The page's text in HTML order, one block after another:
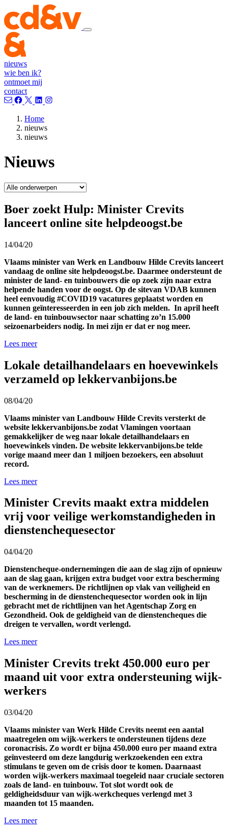
nieuws
wie ben ik?
ontmoet mij
contact
Home
nieuws
nieuws
Nieuws
Boer zoekt Hulp: Minister Crevits
lanceert online site helpdeoogst.be
14/04/20
Vlaams minister van Werk en Landbouw Hilde Crevits lanceert
vandaag de online site helpdeoogst.be. Daarmee ondersteunt de
minister de land- en tuinbouwers die op zoek zijn naar extra
helpende handen voor de oogst. Op de sitevan VDAB kunnen
heel eenvoudig #COVID19 vacatures geplaatst worden en
kunnen geïnteresseerden in een job zich melden. In april heeft
de land- en tuinbouwsector naar schatting zo’n 15.000
seizoenarbeiders nodig. In mei zijn er dat er nog meer.
Lees meer
Lokale detailhandelaars en hoevewinkels
verzameld op lekkervanbijons.be
08/04/20
Vlaams minister van Landbouw Hilde Crevits versterkt de
website lekkervanbijons.be zodat Vlamingen voortaan
gemakkelijker de weg naar lokale detailhandelaars en
hoevewinkels vinden. De website lekkervanbijons.be telde
vorige maand meer dan 1 miljoen bezoekers, een absoluut
record.
Lees meer
Minister Crevits maakt extra middelen
vrij voor veilige werkomstandigheden in
dienstenchequesector
04/04/20
Dienstencheque-ondernemingen die aan de slag zijn of opnieuw
aan de slag gaan, krijgen extra budget voor extra bescherming
van de werknemers. De richtlijnen op vlak van veiligheid en
bescherming in de dienstenchequesector worden ook in lijn
gebracht met de richtlijnen van het Agentschap Zorg en
Gezondheid. Ook de geldigheid van de dienstencheques die
dreigen te vervallen, wordt verlengd.
Lees meer
Minister Crevits trekt 450.000 euro per
maand uit voor extra ondersteuning wijk-
werkers
03/04/20
Vlaams minister van Werk Hilde Crevits neemt een aantal
maatregelen om wijk-werkers te ondersteunen tijdens deze
coronacrisis. Zo wordt er bijna 450.000 euro per maand extra
geïnvesteerd om deze langdurig werkzoekenden een extra
stimulans te geven om de crisis door te komen. Daarnaast
worden wijk-werkers maximaal toegeleid naar cruciale sectoren
zoals de land- en tuinbouw. Tot slot wordt ook de
geldigheidsduur van wijk-werkcheques verlengd met 3
maanden tot 15 maanden.
Lees meer